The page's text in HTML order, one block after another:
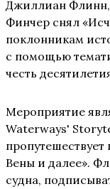
Джиллиан Флинн,
Финчер снял
поклонникам
с помощью
честь
Мероприятие
Waterways'
Вены и далее».
судна,